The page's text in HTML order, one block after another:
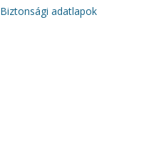
Biztonsági adatlapok